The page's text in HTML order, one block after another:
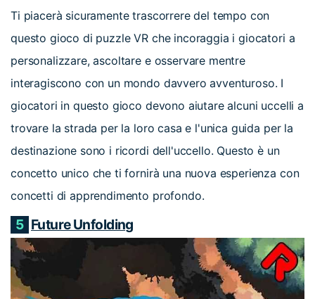
Ti piacerà sicuramente trascorrere del tempo con
questo gioco di puzzle VR che incoraggia i giocatori a
personalizzare, ascoltare e osservare mentre
interagiscono con un mondo davvero avventuroso. I
giocatori in questo gioco devono aiutare alcuni uccelli a
trovare la strada per la loro casa e l'unica guida per la
destinazione sono i ricordi dell'uccello. Questo è un
concetto unico che ti fornirà una nuova esperienza con
concetti di apprendimento profondo.
5 Future Unfolding